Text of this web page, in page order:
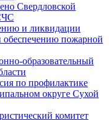
Свердловской
и ликвидации
обеспечению пожарной
образовательный
по профилактике
округе Сухой
комитет